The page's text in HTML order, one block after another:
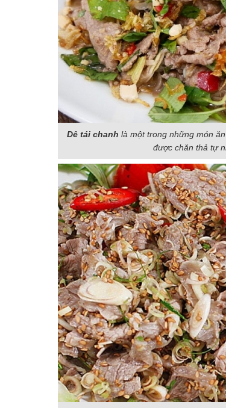
Dê tái chanh là một trong những món
được chăn thả tự